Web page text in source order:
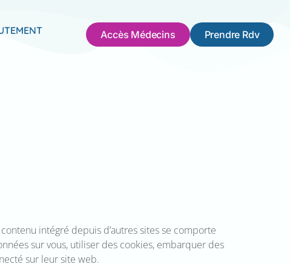
Accès Médecins Prendre Rdv
intégré depuis d’autres sites se comporte
sur vous, utiliser des cookies, embarquer des
sur leur site web.